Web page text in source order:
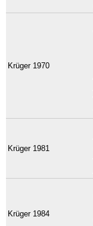
Krüger 1970
Krüger 1981
Krüger 1984